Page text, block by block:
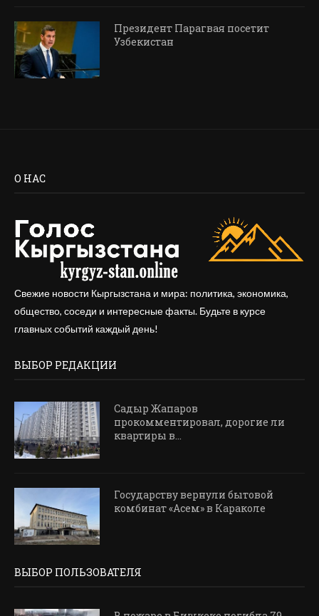
Президент Парагвая посетит
Узбекистан
О НАС
Свежие новости Кыргызстана и мира: политика, экономика,
общество, соседи и интересные факты. Будьте в курсе
главных событий каждый день!
ВЫБОР РЕДАКЦИИ
Садыр Жапаров
прокомментировал, дорогие ли
квартиры в...
Государству вернули бытовой
комбинат «Асем» в Караколе
ВЫБОР ПОЛЬЗОВАТЕЛЯ